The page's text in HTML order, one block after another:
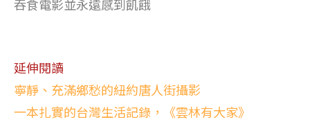
吞食電影並永遠感到飢餓
延伸閱讀
寧靜、充滿鄉愁的紐約唐人街攝影
一本扎實的台灣生活記錄，《雲林有大家》